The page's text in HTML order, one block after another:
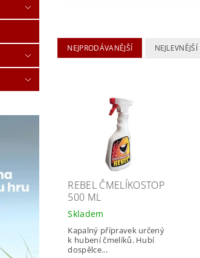
NEJPRODÁVANĚJŠÍ NEJLEVNĚJŠÍ
REBEL ČMELÍKOSTOP
500 ML
Skladem
Kapalný přípravek určený
k hubení čmelíků. Hubí
dospělce...